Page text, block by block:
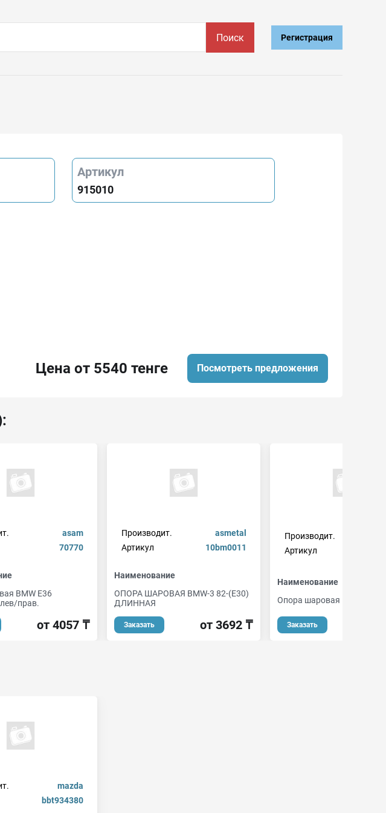
Поиск Регистрация
Артикул
915010
Цена от 5540 тенге Посмотреть предложения
asam
70770
BMW E36
прав.
от 4057 ₸
Производит.
asmetal
Артикул
10bm0011
Наименование
ОПОРА ШАРОВАЯ BMW-3 82-(E30)
ДЛИННАЯ
Заказать от 3692 ₸
Производит.
Артикул
Наименование
Опора шаровая
Заказать
mazda
bbt934380